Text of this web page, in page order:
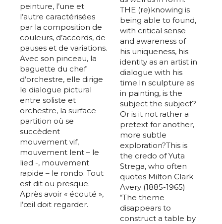
peinture, l’une et
l’autre caractérisées
par la composition de
couleurs, d’accords, de
pauses et de variations.
Avec son pinceau, la
baguette du chef
d’orchestre, elle dirige
le dialogue pictural
entre soliste et
orchestre, la surface
partition où se
succèdent
mouvement vif,
mouvement lent – le
lied -, mouvement
rapide – le rondo. Tout
est dit ou presque.
Après avoir « écouté »,
l’œil doit regarder.
THE (re)knowing is
being able to found,
with critical sense
and awareness of
his uniqueness, his
identity as an artist in
dialogue with his
time.In sculpture as
in painting, is the
subject the subject?
Or is it not rather a
pretext for another,
more subtle
exploration?This is
the credo of Yuta
Strega, who often
quotes Milton Clark
Avery (1885-1965)
“The theme
disappears to
construct a table by